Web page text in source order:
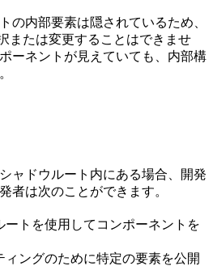
の内部要素は隠されているため、
または変更することはできませ
ーネントが見えていても、内部構
ャドウルート内にある場合、開発
者は次のことができます。
ートを使用してコンポーネントを
ィングのために特定の要素を公開